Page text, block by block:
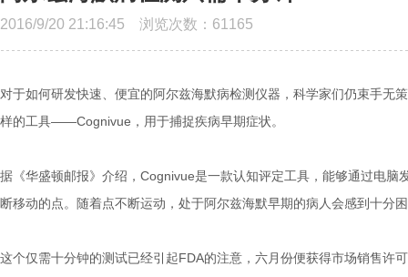
2016/9/20 21:16:45 浏览次数： 61165
对于如何研发快速、便宜的阿尔兹海默病检测仪器，科学家们仍束手
样的工具——Cognivue，用于捕捉疾病早期症状。
据《华盛顿邮报》介绍，Cognivue是一款认知评定工具，能够通过电
断移动的点。随着点不断运动，处于阿尔兹海默早期的病人会感到十分
这个仅需十分钟的测试已经引起FDA的注意，六月份便获得市场销售许